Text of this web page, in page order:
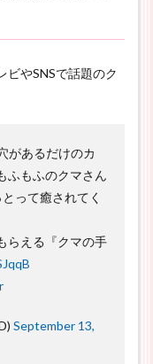
ビやSNSで話題のク
があるだけのカ
ふもふのクマさん
って癒されてく
らえる『クマの手
September 13,